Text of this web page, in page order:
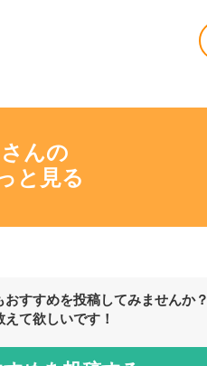
んの
と見る
すすめを投稿してみませんか？
て欲しいです！